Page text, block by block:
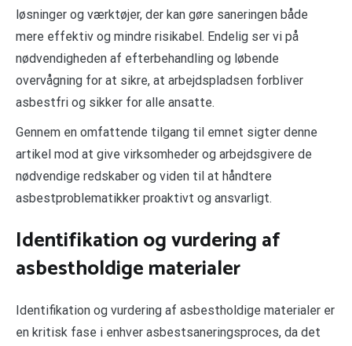
løsninger og værktøjer, der kan gøre saneringen både
mere effektiv og mindre risikabel. Endelig ser vi på
nødvendigheden af efterbehandling og løbende
overvågning for at sikre, at arbejdspladsen forbliver
asbestfri og sikker for alle ansatte.
Gennem en omfattende tilgang til emnet sigter denne
artikel mod at give virksomheder og arbejdsgivere de
nødvendige redskaber og viden til at håndtere
asbestproblematikker proaktivt og ansvarligt.
Identifikation og vurdering af
asbestholdige materialer
Identifikation og vurdering af asbestholdige materialer er
en kritisk fase i enhver asbestsaneringsproces, da det